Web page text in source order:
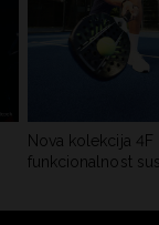
Nova kolekcija
funkcionalnost